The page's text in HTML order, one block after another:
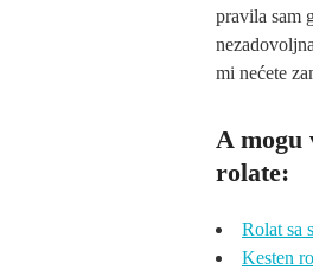
pravila sam
mi nećete
A mogu
rolate:
Rolat sa
Kesten